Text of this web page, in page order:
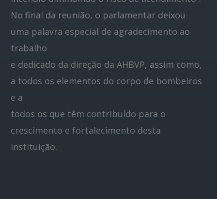
No final da reunião, o parlamentar deixou
uma palavra especial de agradecimento ao
trabalho
e dedicado da direção da AHBVP, assim como,
a todos os elementos do corpo de bombeiros
e a
todos os que têm contribuído para o
crescimento e fortalecimento desta
instituição.